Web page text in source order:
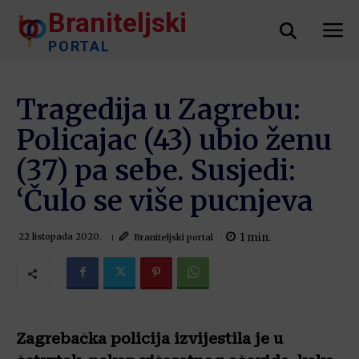
Braniteljski
PORTAL
Tragedija u Zagrebu:
Policajac (43) ubio ženu
(37) pa sebe. Susjedi:
‘Čulo se više pucnjeva
22 listopada 2020. Braniteljski portal 1 min.
Zagrebačka policija izvijestila je u